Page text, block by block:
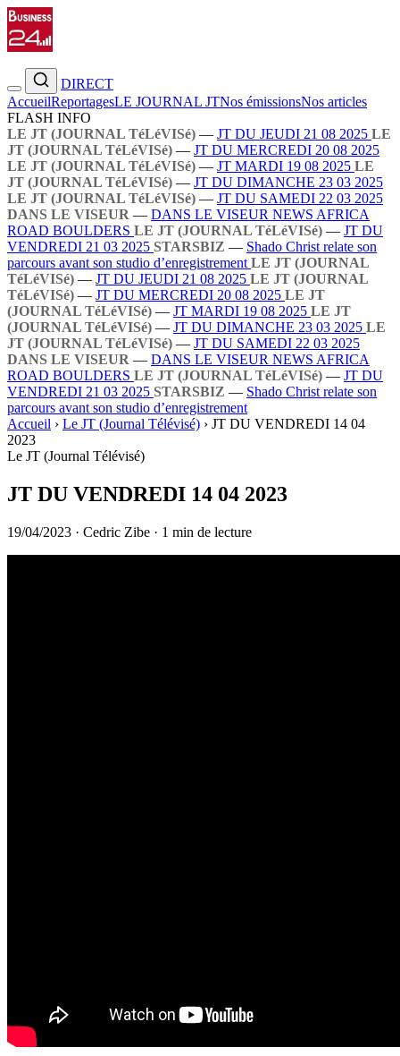
DIRECT
AccueilReportagesLE JOURNAL JTNos émissionsNos articles
FLASH INFO
LE JT (JOURNAL TéLéVISé) — JT DU JEUDI 21 08 2025 LE
JT (JOURNAL TéLéVISé) — JT DU MERCREDI 20 08 2025
LE JT (JOURNAL TéLéVISé) — JT MARDI 19 08 2025 LE
JT (JOURNAL TéLéVISé) — JT DU DIMANCHE 23 03 2025
LE JT (JOURNAL TéLéVISé) — JT DU SAMEDI 22 03 2025
DANS LE VISEUR — DANS LE VISEUR NEWS AFRICA
ROAD BOULDERS LE JT (JOURNAL TéLéVISé) — JT DU
VENDREDI 21 03 2025 STARSBIZ — Shado Christ relate son
parcours avant son studio d’enregistrement LE JT (JOURNAL
TéLéVISé) — JT DU JEUDI 21 08 2025 LE JT (JOURNAL
TéLéVISé) — JT DU MERCREDI 20 08 2025 LE JT
(JOURNAL TéLéVISé) — JT MARDI 19 08 2025 LE JT
(JOURNAL TéLéVISé) — JT DU DIMANCHE 23 03 2025 LE
JT (JOURNAL TéLéVISé) — JT DU SAMEDI 22 03 2025
DANS LE VISEUR — DANS LE VISEUR NEWS AFRICA
ROAD BOULDERS LE JT (JOURNAL TéLéVISé) — JT DU
VENDREDI 21 03 2025 STARSBIZ — Shado Christ relate son
parcours avant son studio d’enregistrement
Accueil › Le JT (Journal Télévisé) › JT DU VENDREDI 14 04
2023
Le JT (Journal Télévisé)
JT DU VENDREDI 14 04 2023
19/04/2023 · Cedric Zibe · 1 min de lecture